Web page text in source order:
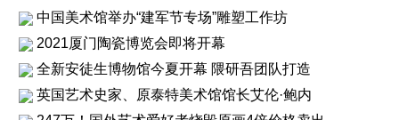
中国美术馆举办“建军节专场”雕塑工作坊
2021厦门陶瓷博览会即将开幕
全新安徒生博物馆今夏开幕 隈研吾团队打造
英国艺术史家、原泰特美术馆馆长艾伦·鲍内